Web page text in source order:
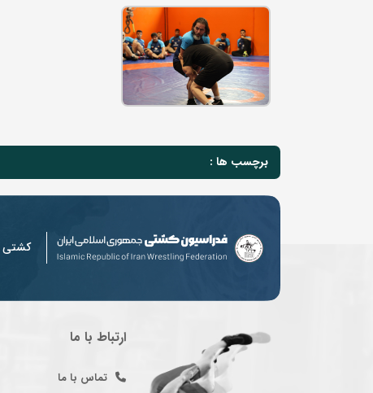
برچسب ها :
کشتی
ارتباط با ما
تماس با ما